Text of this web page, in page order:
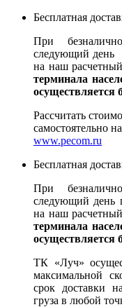
Бесплатная
При
следующий день
на наш
терминала
осуществляется
Рассчитать
самостоятельно
www.pecom.ru
Бесплатная
При
следующий день
на наш
терминала
осуществляется
ТК «Луч»
максимальной
срок доставки
груза в любой